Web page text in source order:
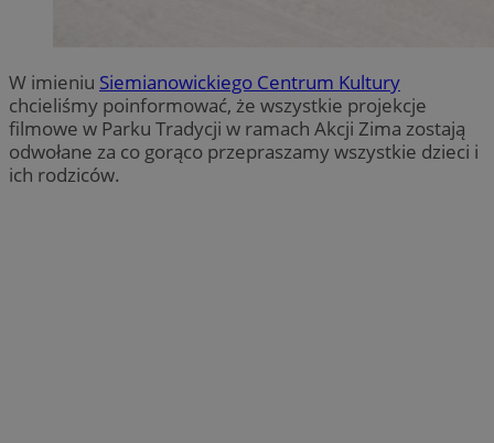
W imieniu Siemianowickiego Centrum Kultury
chcieliśmy poinformować, że wszystkie projekcje
filmowe w Parku Tradycji w ramach Akcji Zima zostają
odwołane za co gorąco przepraszamy wszystkie dzieci i
ich rodziców.